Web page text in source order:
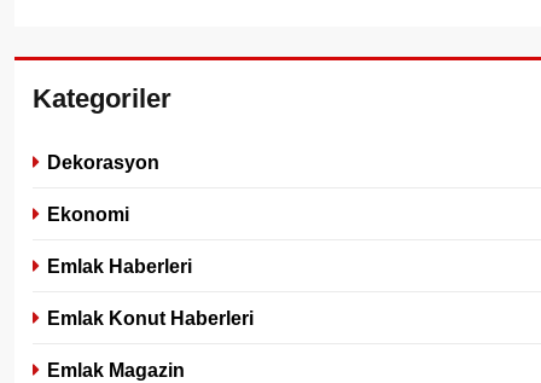
Kategoriler
Dekorasyon
Ekonomi
Emlak Haberleri
Emlak Konut Haberleri
Emlak Magazin